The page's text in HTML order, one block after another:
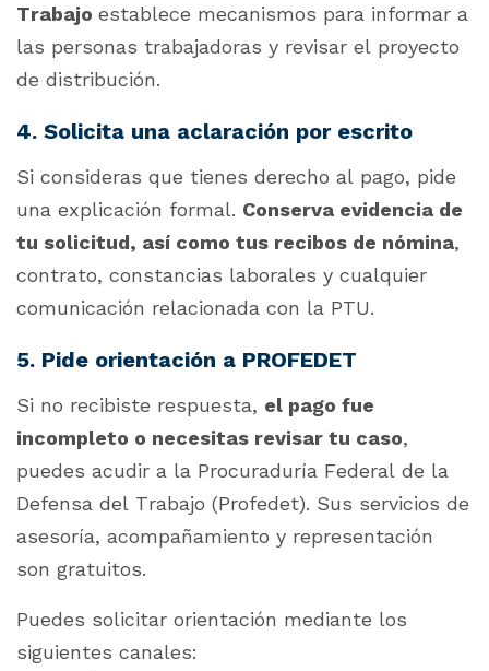
Trabajo establece mecanismos para informar a
las personas trabajadoras y revisar el proyecto
de distribución.
4. Solicita una aclaración por escrito
Si consideras que tienes derecho al pago, pide
una explicación formal. Conserva evidencia de
tu solicitud, así como tus recibos de nómina,
contrato, constancias laborales y cualquier
comunicación relacionada con la PTU.
5. Pide orientación a PROFEDET
Si no recibiste respuesta, el pago fue
incompleto o necesitas revisar tu caso,
puedes acudir a la Procuraduría Federal de la
Defensa del Trabajo (Profedet). Sus servicios de
asesoría, acompañamiento y representación
son gratuitos.
Puedes solicitar orientación mediante los
siguientes canales: